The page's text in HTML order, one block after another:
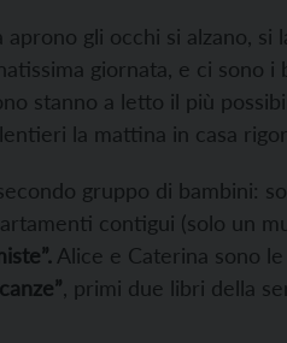
gli occhi si alzano, si
giornata, e ci sono i
stanno a letto il più
la mattina in casa
gruppo di bambini:
contigui (solo un
Alice e Caterina sono
, primi due libri della